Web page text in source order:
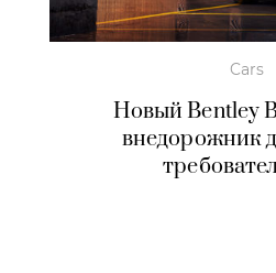
Cars
Новый Bentley
внедорожник